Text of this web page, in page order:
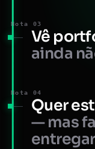
Nota 03
Vê
ainda
Nota 04
Quer
— mas